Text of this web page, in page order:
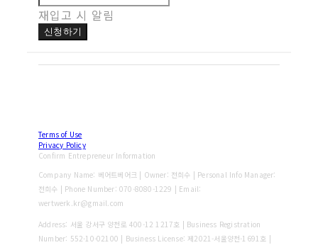
재입고 시 알림
신청하기
Terms of Use
Privacy Policy
Confirm Entrepreneur Information
Company Name: 베어트베어크 | Owner: 전희수 | Personal Info Manager:
전희수 | Phone Number: 070-8080-1229 | Email:
wertwerk.kr@gmail.com
Address: 서울 강서구 양천로 400-12 1217호 | Business Registration
Number: 552-10-02100 | Business License: 제2021-서울양천-1691호 |